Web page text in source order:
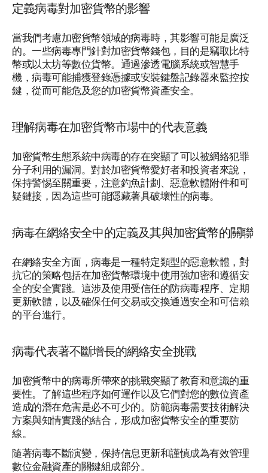
定義病毒對加密貨幣的影響
當我們考慮加密貨幣領域的病毒時，其影響可能是廣泛
的。一些病毒專門針對加密貨幣錢包，目的是竊取比特
幣或以太坊等數位貨幣。通過滲透電腦系統或智慧手
機，病毒可能捕獲登錄憑據或安裝鍵盤記錄器來監控按
鍵，從而可能危及您的加密貨幣資產安全。
理解病毒在加密貨幣市場中的代表意義
加密貨幣生態系統中病毒的存在突顯了可以被網絡犯罪
分子利用的漏洞。對於加密貨幣愛好者和投資者來說，
保持警惕至關重要，注意釣魚計劃、惡意軟體附件和可
疑鏈接，因為這些可能隱藏著具破壞性的病毒。
病毒在網絡安全中的定義及其與加密貨幣的關聯
在網絡安全方面，病毒是一種特定類型的惡意軟體，對
抗它的策略包括在加密貨幣環境中使用強加密和遵循安
全的安全實踐。這涉及使用受信任的防病毒程序、定期
更新軟體，以及確保任何交易或交換通過安全和可信賴
的平台進行。
病毒代表著不斷增長的網絡安全挑戰
加密貨幣中的病毒所帶來的挑戰突顯了教育和意識的重
要性。了解這些程序如何運作以及它們對您的數位資產
造成的潛在危害是必不可少的。防範病毒需要技術解決
方案與知情實踐的結合，形成加密貨幣安全的重要防
線。
隨著病毒不斷演變，保持信息更新和謹慎成為有效管理
數位金融資產的關鍵組成部分。